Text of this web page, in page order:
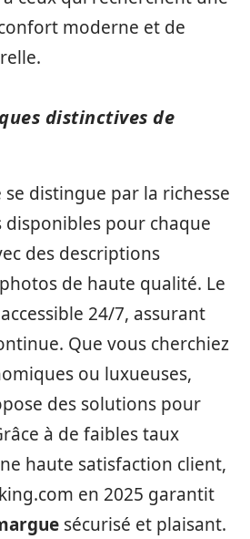
moderne et de
distinctives de
distingue par la richesse
pour chaque
des descriptions
de haute qualité. Le
24/7, assurant
Que vous cherchiez
ou luxueuses,
des solutions pour
à de faibles taux
haute satisfaction client,
en 2025 garantit
sécurisé et plaisant.